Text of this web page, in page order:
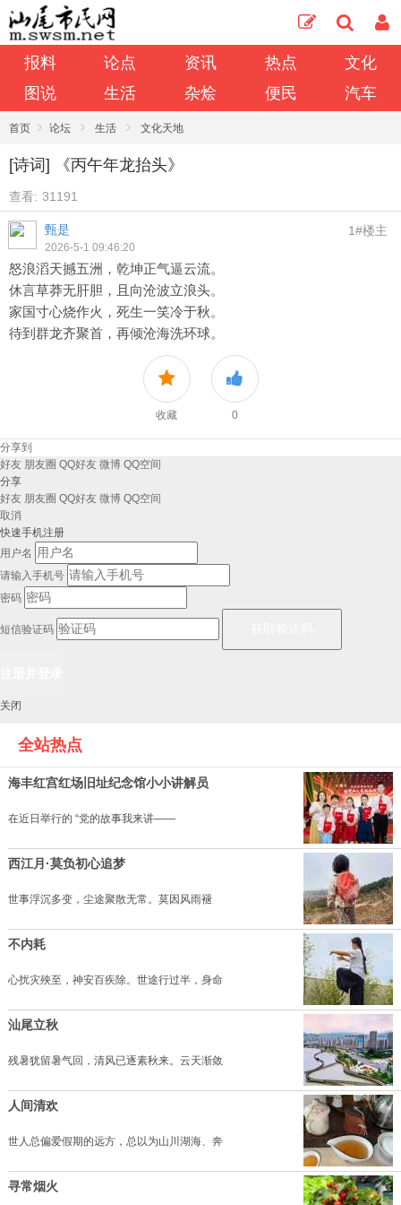
报料 论点 资讯 热点
文化
图说
生活 杂烩 便民 汽车
首页 › 论坛 › 生活 › 文化天地
[诗词] 《丙午年龙抬头》
查看: 31191
甄是
2026-5-1 09:46:20
1#楼主
怒浪滔天撼五洲，乾坤正气逼云流。
休言草莽无肝胆，且向沧波立浪头。
家国寸心烧作火，死生一笑冷于秋。
待到群龙齐聚首，再倾沧海洗环球。
收藏 0
分享到
好友 朋友圈 QQ好友 微博 QQ空间
分享
好友 朋友圈 QQ好友 微博 QQ空间
取消
快速手机注册
用户名
请输入手机号
密码
短信验证码
关闭
全站热点
海丰红宫红场旧址纪念馆小小讲解员
在近日举行的 “党的故事我来讲——
西江月·莫负初心追梦
世事浮沉多变，尘途聚散无常。莫因风雨褪
不内耗
心扰灾殃至，神安百疾除。世途行过半，身命
汕尾立秋
残暑犹留暑气回，清风已逐素秋来。云天渐敛
人间清欢
世人总偏爱假期的远方，总以为山川湖海、奔
寻常烟火